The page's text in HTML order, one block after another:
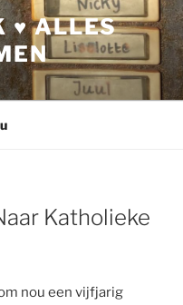
♥ ALLES
Katholieke
nou een vijfjarig